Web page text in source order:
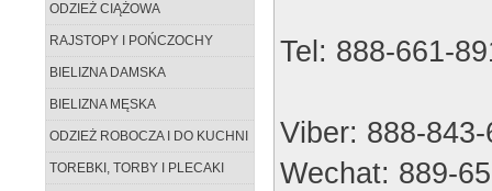
ODZIEŻ CIĄŻOWA
RAJSTOPY I POŃCZOCHY
BIELIZNA DAMSKA
BIELIZNA MĘSKA
ODZIEŻ ROBOCZA I DO KUCHNI
TOREBKI, TORBY I PLECAKI
Tel: 888-661-
Viber: 888-
Wechat: 889-